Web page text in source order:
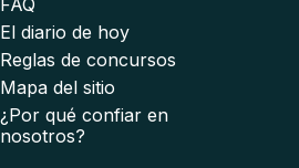
El diario de hoy
Reglas de concursos
Mapa del sitio
¿Por qué confiar en
nosotros?